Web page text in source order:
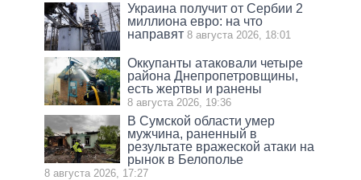
Украина получит от Сербии 2
миллиона евро: на что
направят 8 августа 2026, 18:01
Оккупанты атаковали четыре
района Днепропетровщины,
есть жертвы и ранены
8 августа 2026, 19:36
В Сумской области умер
мужчина, раненный в
результате вражеской атаки на
рынок в Белополье
8 августа 2026, 17:27